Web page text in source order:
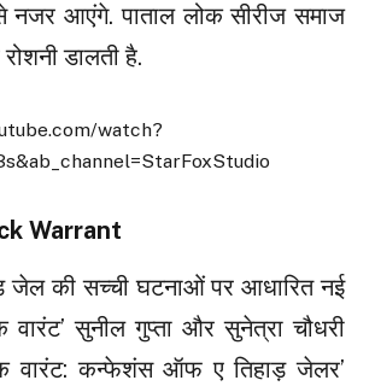
नजर आएंगे. पाताल लोक सीरीज समाज
डालती है.
watch?
Warrant
जेल की सच्ची घटनाओं पर आधारित नई
वारंट’ सुनील गुप्ता और सुनेत्रा चौधरी
वारंट: कन्फेशंस ऑफ ए तिहाड़ जेलर’